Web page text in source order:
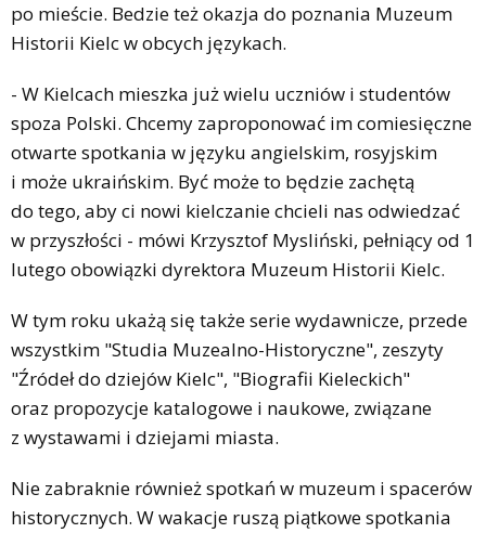
po mieście. Bedzie też okazja do poznania Muzeum
Historii Kielc w obcych językach.
- W Kielcach mieszka już wielu uczniów i studentów
spoza Polski. Chcemy zaproponować im comiesięczne
otwarte spotkania w języku angielskim, rosyjskim
i może ukraińskim. Być może to będzie zachętą
do tego, aby ci nowi kielczanie chcieli nas odwiedzać
w przyszłości - mówi Krzysztof Mysliński, pełniący od 1
lutego obowiązki dyrektora Muzeum Historii Kielc.
W tym roku ukażą się także serie wydawnicze, przede
wszystkim "Studia Muzealno-Historyczne", zeszyty
"Źródeł do dziejów Kielc", "Biografii Kieleckich"
oraz propozycje katalogowe i naukowe, związane
z wystawami i dziejami miasta.
Nie zabraknie również spotkań w muzeum i spacerów
historycznych. W wakacje ruszą piątkowe spotkania